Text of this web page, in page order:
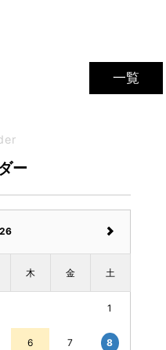
一覧
ー
木 金 土
1
6 7 8